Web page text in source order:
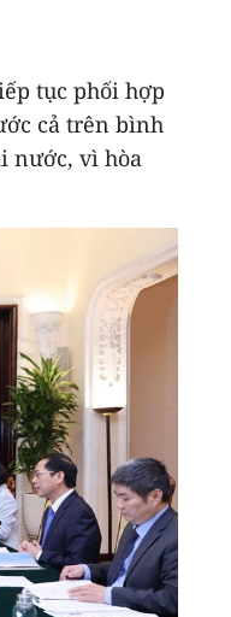
tục phối hợp
cả trên bình
nước, vì hòa